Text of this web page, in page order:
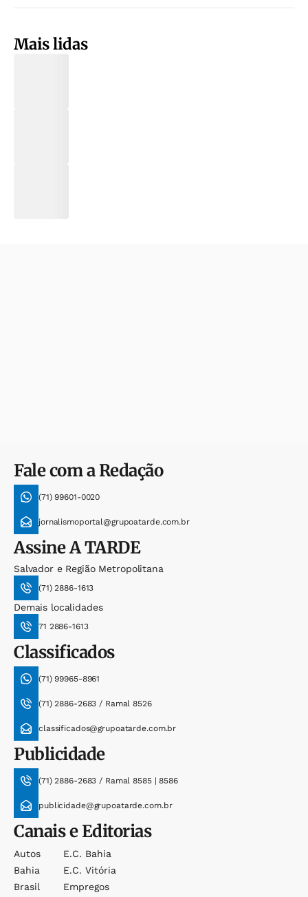
Mais lidas
Fale com a Redação
(71) 99601-0020
jornalismoportal@grupoatarde.com.br
AssineA TARDE
Salvador e Região Metropolitana
(71) 2886-1613
Demais localidades
71 2886-1613
Classificados
(71) 99965-8961
(71) 2886-2683 / Ramal 8526
classificados@grupoatarde.com.br
Publicidade
(71) 2886-2683 / Ramal 8585 | 8586
publicidade@grupoatarde.com.br
Canais e Editorias
Autos
Bahia
Brasil
E.c. Bahia
E.c. Vitória
Empregos